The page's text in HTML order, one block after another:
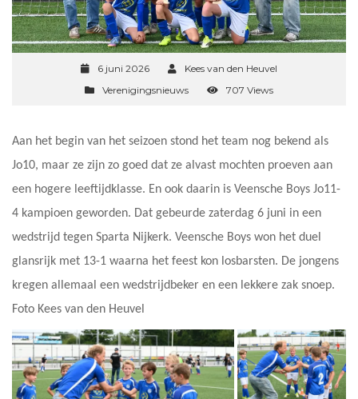
6 juni 2026
Kees van den Heuvel
Verenigingsnieuws
707 Views
Aan het begin van het seizoen stond het team nog bekend als
Jo10, maar ze zijn zo goed dat ze alvast mochten proeven aan
een hogere leeftijdklasse. En ook daarin is Veensche Boys Jo11-
4 kampioen geworden. Dat gebeurde zaterdag 6 juni in een
wedstrijd tegen Sparta Nijkerk. Veensche Boys won het duel
glansrijk met 13-1 waarna het feest kon losbarsten. De jongens
kregen allemaal een wedstrijdbeker en een lekkere zak snoep.
Foto Kees van den Heuvel